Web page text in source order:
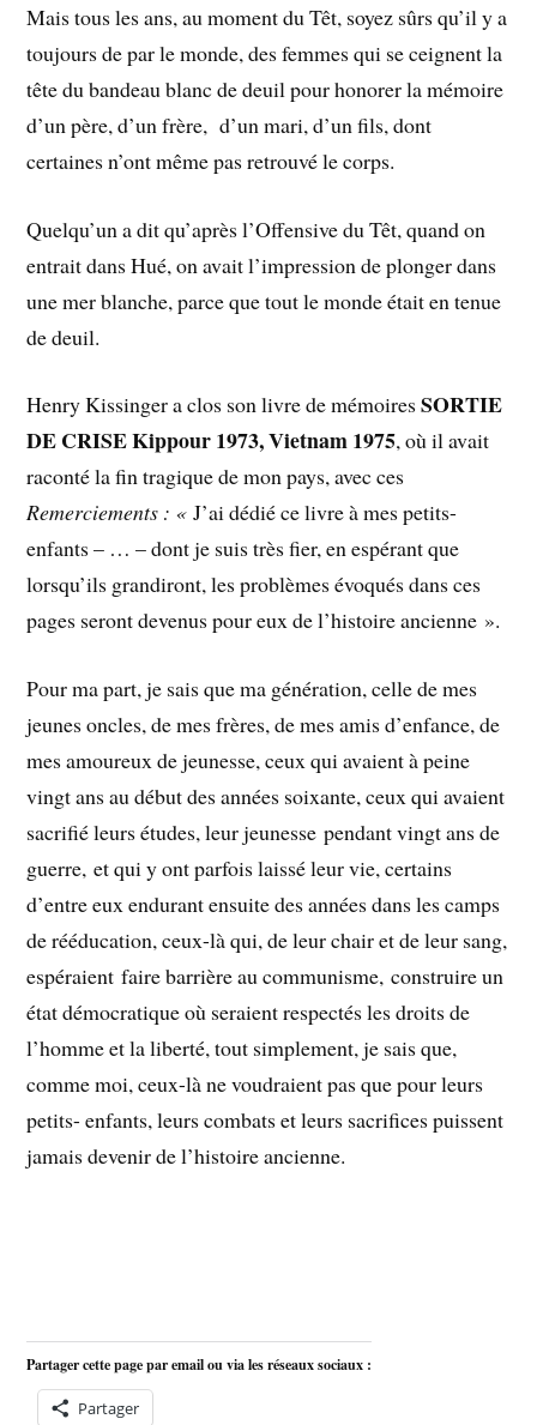
Mais tous les ans, au moment du Têt, soyez sûrs qu’il y a
toujours de par le monde, des femmes qui se ceignent la
tête du bandeau blanc de deuil pour honorer la mémoire
d’un père, d’un frère, d’un mari, d’un fils, dont
certaines n’ont même pas retrouvé le corps.
Quelqu’un a dit qu’après l’Offensive du Têt, quand on
entrait dans Hué, on avait l’impression de plonger dans
une mer blanche, parce que tout le monde était en tenue
de deuil.
Henry Kissinger a clos son livre de mémoiresSORTIE
DE CRISE Kippour 1973, Vietnam 1975, où il avait
raconté la fin tragique de mon pays, avec ces
Remerciements : «J’ai dédié ce livre à mes petits-
enfants – … – dont je suis très fier, en espérant que
lorsqu’ils grandiront, les problèmes évoqués dans ces
pages seront devenus pour eux de l’histoire ancienne ».
Pour ma part, je sais que ma génération, celle de mes
jeunes oncles, de mes frères, de mes amis d’enfance, de
mes amoureux de jeunesse, ceux qui avaient à peine
vingt ans au début des années soixante, ceux qui avaient
sacrifié leurs études, leur jeunesse pendant vingt ans de
guerre, et qui y ont parfois laissé leur vie, certains
d’entre eux endurant ensuite des années dans les camps
de rééducation, ceux-là qui, de leur chair et de leur sang,
espéraient faire barrière au communisme, construire un
état démocratique où seraient respectés les droits de
l’homme et la liberté, tout simplement, je sais que,
comme moi, ceux-là ne voudraient pas que pour leurs
petits- enfants, leurs combats et leurs sacrifices puissent
jamais devenir de l’histoire ancienne.
Partager cette page par email ou via les réseaux sociaux :
Partager